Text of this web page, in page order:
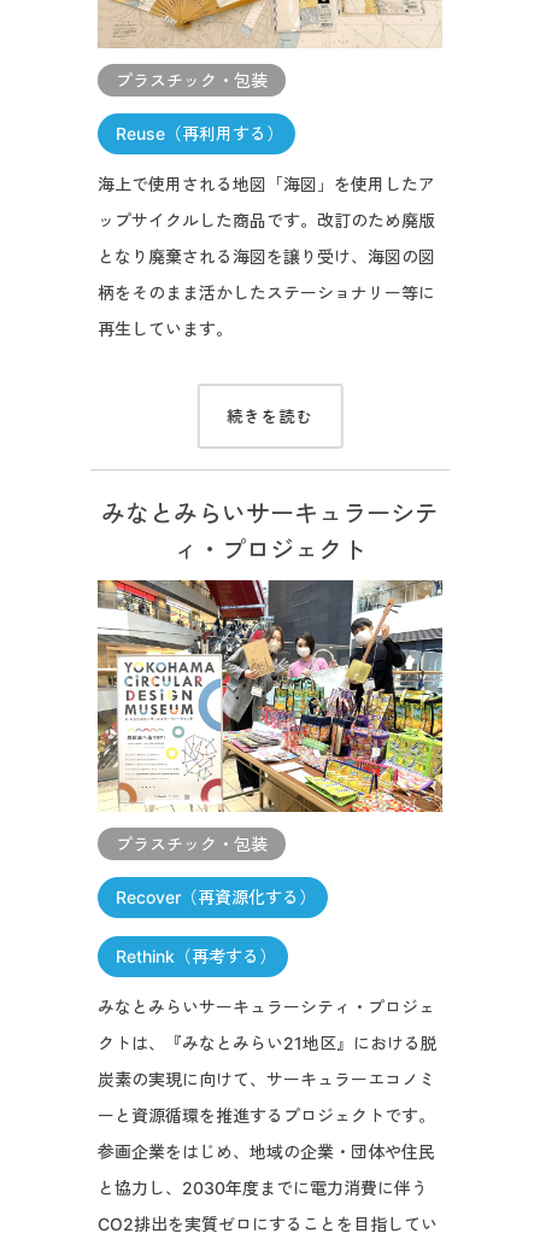
プラスチック・包装
Reuse（再利用する）
海上で使用される地図「海図」を使用したア
ップサイクルした商品です。改訂のため廃版
となり廃棄される海図を譲り受け、海図の図
柄をそのまま活かしたステーショナリー等に
再生しています。
続きを読む
みなとみらいサーキュラーシテ
ィ・プロジェクト
プラスチック・包装
Recover（再資源化する）
Rethink（再考する）
みなとみらいサーキュラーシティ・プロジェ
クトは、『みなとみらい21地区』における脱
炭素の実現に向けて、サーキュラーエコノミ
ーと資源循環を推進するプロジェクトです。
参画企業をはじめ、地域の企業・団体や住民
と協力し、2030年度までに電力消費に伴う
CO2排出を実質ゼロにすることを目指してい